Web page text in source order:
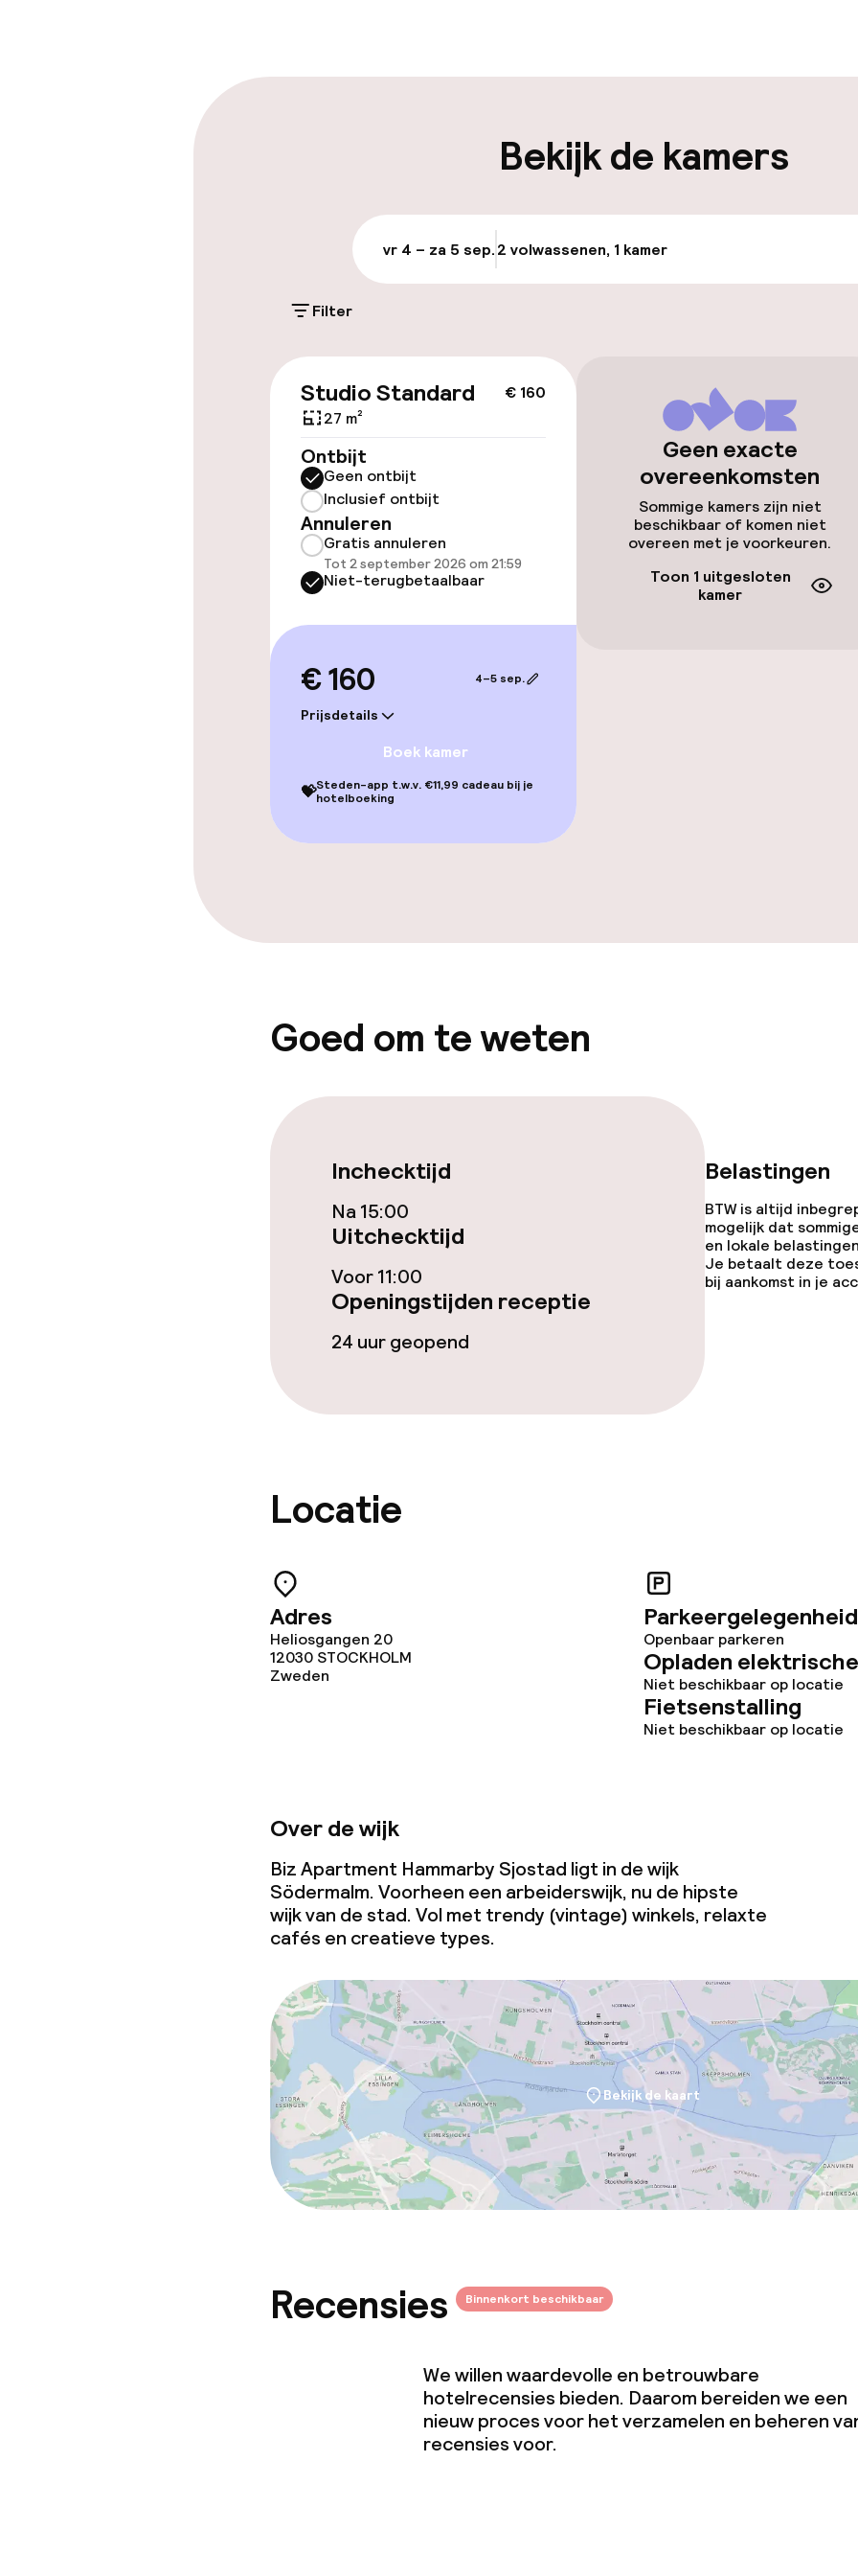
Toegankelijkheid
Lift
Entertainment
Eet- en drinkgelegenheden
Restaurant
Schoonmaakvoorzieningen
Wasservice
Zakelijke faciliteiten
Bekijk de kamers
vr 4 – za 5 sep.2 volwassenen, 1 kamer
Filter
€ 160
Studio Standard
27 m²
Ontbijt
Geen ontbijt
Inclusief ontbijt
Annuleren
Gratis annuleren
Tot 2 september 2026 om 21:59
Niet-terugbetaalbaar
€ 160
Prijsdetails
4–5 sep.
Boek kamer
💝Steden-app t.w.v. €11,99 cadeau bij je
hotelboeking
Geen exacte
overeenkomsten
Sommige kamers zijn niet
beschikbaar of komen niet
overeen met je voorkeuren.
Toon 1 uitgesloten
kamer
Goed om te weten
Inchecktijd
Na 15:00
Uitchecktijd
Voor 11:00
Openingstijden receptie
24 uur geopend
Belastingen
BTW is altijd
mogelijk dat
en lokale
Je betaalt deze
bij aankomst in je
Locatie
Adres
Heliosgangen 20
12030 STOCKHOLM
Zweden
Parkeergelegenheid
Openbaar parkeren
Opladen
Niet beschikbaar op locatie
Fietsenstalling
Niet beschikbaar op locatie
Over de wijk
Biz Apartment Hammarby Sjostad ligt in de wijk
Södermalm. Voorheen een arbeiderswijk, nu de hipste
wijk van de stad. Vol met trendy (vintage) winkels, relaxte
cafés en creatieve types.
Bekijk de kaart
Recensies Binnenkort beschikbaar
We willen waardevolle en betrouwbare
hotelrecensies bieden. Daarom bereiden we een
nieuw proces voor het verzamelen en beheren
recensies voor.